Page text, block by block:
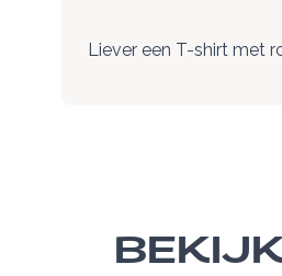
Liever een T-shirt met
Navigeren door de
Druk om carrousel
Druk op om naar